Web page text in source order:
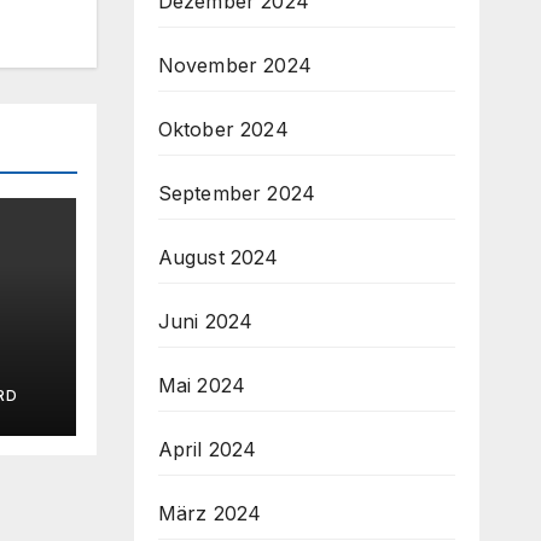
November 2024
Oktober 2024
September 2024
August 2024
Juni 2024
Mai 2024
April 2024
März 2024